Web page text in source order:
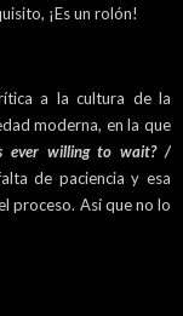
¡Es un rolón!
a la cultura de la
moderna, en la que
ever willing to wait? /
de paciencia y esa
proceso. Así que no lo